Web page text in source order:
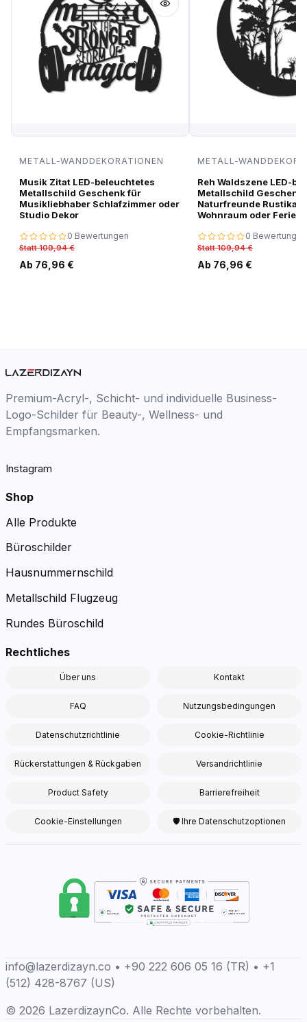
METALL-WANDDEKORATIONEN
Musik Zitat LED-beleuchtetes
Metallschild Geschenk für
Musikliebhaber Schlafzimmer oder
Studio Dekor
0 Bewertungen
Statt 109,94 €
Ab 76,96 €
METALL-
Reh Waldszene LED-
Metallschild Geschenk
Naturfreunde
Wohnraum oder
0 Bewertungen
Statt 109,94 €
Ab 76,96 €
Premium-Acryl-, Schicht- und individuelle Business-
Logo-Schilder für Beauty-, Wellness- und
Empfangsmarken.
Instagram
Shop
Alle Produkte
Büroschilder
Hausnummernschild
Metallschild Flugzeug
Rundes Büroschild
Rechtliches
Über uns Kontakt
FAQ Nutzungsbedingungen
Datenschutzrichtlinie Cookie-Richtlinie
Rückerstattungen & Rückgaben Versandrichtlinie
Product Safety Barrierefreiheit
Cookie-Einstellungen 🛡 Ihre Datenschutzoptionen
info@lazerdizayn.co • +90 222 606 05 16 (TR) • +1
(512) 428-8767 (US)
© 2026 LazerdizaynCo. Alle Rechte vorbehalten.